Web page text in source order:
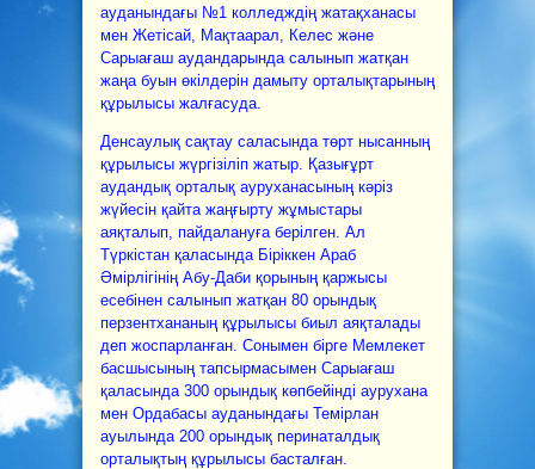
ауданындағы №1 колледждің жатақханасы
мен Жетісай, Мақтаарал, Келес және
Сарыағаш аудандарында салынып жатқан
жаңа буын өкілдерін дамыту орталықтарының
құрылысы жалғасуда.
Денсаулық сақтау саласында төрт нысанның
құрылысы жүргізіліп жатыр. Қазығұрт
аудандық орталық ауруханасының кәріз
жүйесін қайта жаңғырту жұмыстары
аяқталып, пайдалануға берілген. Ал
Түркістан қаласында Біріккен Араб
Әмірлігінің Абу-Даби қорының қаржысы
есебінен салынып жатқан 80 орындық
перзентхананың құрылысы биыл аяқталады
деп жоспарланған. Сонымен бірге Мемлекет
басшысының тапсырмасымен Сарыағаш
қаласында 300 орындық көпбейінді аурухана
мен Ордабасы ауданындағы Темірлан
ауылында 200 орындық перинаталдық
орталықтың құрылысы басталған.